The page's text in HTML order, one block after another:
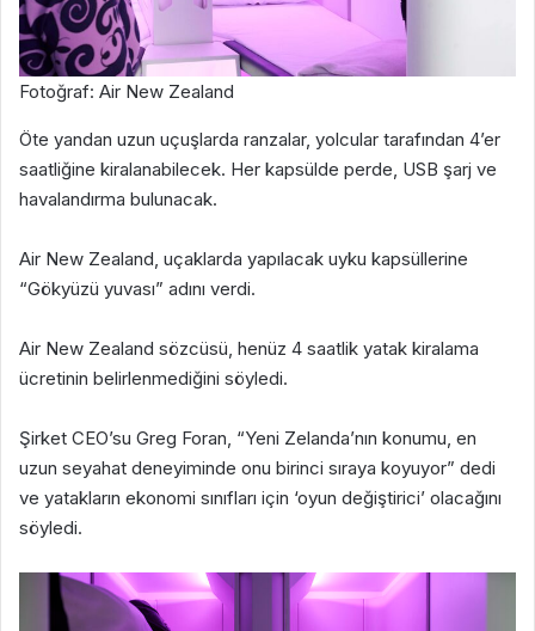
Fotoğraf: Air New Zealand
Öte yandan uzun uçuşlarda ranzalar, yolcular tarafından 4’er
saatliğine kiralanabilecek. Her kapsülde perde, USB şarj ve
havalandırma bulunacak.
Air New Zealand, uçaklarda yapılacak uyku kapsüllerine
“Gökyüzü yuvası” adını verdi.
Air New Zealand sözcüsü, henüz 4 saatlik yatak kiralama
ücretinin belirlenmediğini söyledi.
Şirket CEO’su Greg Foran, “Yeni Zelanda’nın konumu, en
uzun seyahat deneyiminde onu birinci sıraya koyuyor” dedi
ve yatakların ekonomi sınıfları için ‘oyun değiştirici’ olacağını
söyledi.